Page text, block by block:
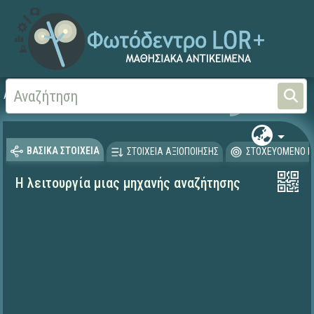
Αρχική
ΒΑΣΙΚΑ ΣΤΟΙΧΕΙΑ ΣΤΟΙΧΕΙΑ ΑΞΙΟΠΟΙΗΣΗΣ ΣΤΟΧΕΥΟΜΕΝΟ
Η λειτουργία μιας μηχανής αναζήτησης